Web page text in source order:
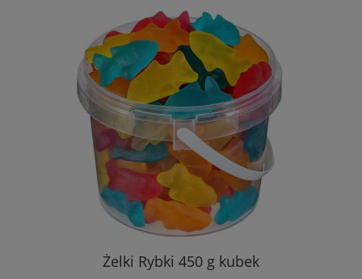
Żelki Rybki 450 g kubek